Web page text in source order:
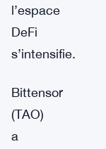
l’espace
DeFi
s’intensifie.
Bittensor
(TAO)
a